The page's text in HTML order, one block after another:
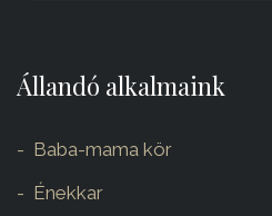
Állandó alkalmaink
Baba-mama kör
Énekkar